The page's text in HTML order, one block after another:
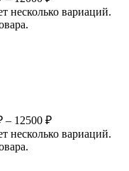
несколько вариаций.
– 12500 ₽
несколько вариаций.